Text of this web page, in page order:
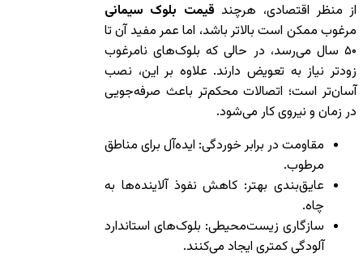
از منظر اقتصادی، هرچند قیمت بلوک سیمانی
مرغوب ممکن است بالاتر باشد، اما عمر مفید آن تا
۵۰ سال می‌رسد، در حالی که بلوک‌های نامرغوب
زودتر نیاز به تعویض دارند. علاوه بر این، نصب
آسان‌تر است؛ اتصالات محکم‌تر باعث صرفه‌جویی
در زمان و نیروی کار می‌شود.
مقاومت در برابر خوردگی: ایده‌آل برای مناطق
مرطوب.
عایق‌بندی بهتر: کاهش نفوذ آلاینده‌ها به
چاه.
سازگاری زیست‌محیطی: بلوک‌های استاندارد
آلودگی کمتری ایجاد می‌کنند.